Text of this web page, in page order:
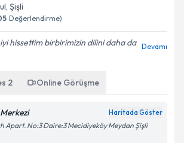
, Şişli
Değerlendirme)
hissettim birbirimizin dilini daha da Devamı
2 Online Görüşme
Haritada Göster
Apart. No:3 Daire:3 Mecidiyeköy Meydan Şişli